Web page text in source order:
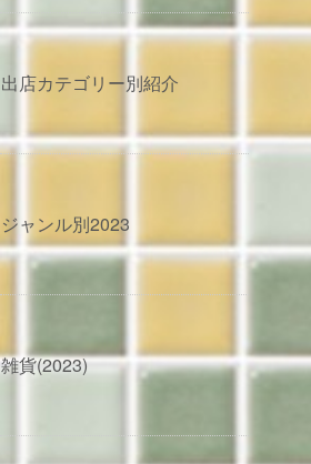
出店カテゴリー別紹介
ジャンル別2023
雑貨(2023)